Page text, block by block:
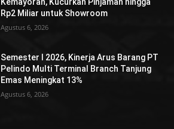
Kemayoran, Kucurkan Pinjaman hingga
Rp2 Miliar untuk Showroom
Agustus 6, 2026
Semester I 2026, Kinerja Arus Barang PT
Pelindo Multi Terminal Branch Tanjung
Emas Meningkat 13%
Agustus 6, 2026